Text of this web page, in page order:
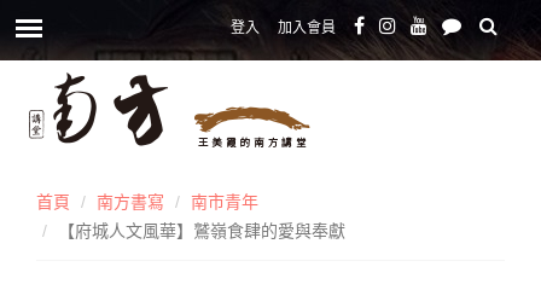
登入 加入會員
首頁 南方書寫
南市青年
【府城人文風華】鷲嶺食肆的愛與奉獻